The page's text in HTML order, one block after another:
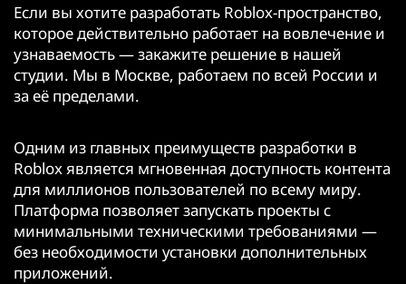
Если вы хотите разработать Roblox-пространство,
которое действительно работает на вовлечение и
узнаваемость — закажите решение в нашей
студии. Мы в Москве, работаем по всей России и
за её пределами.
Одним из главных преимуществ разработки в
Roblox является мгновенная доступность контента
для миллионов пользователей по всему миру.
Платформа позволяет запускать проекты с
минимальными техническими требованиями —
без необходимости установки дополнительных
приложений.